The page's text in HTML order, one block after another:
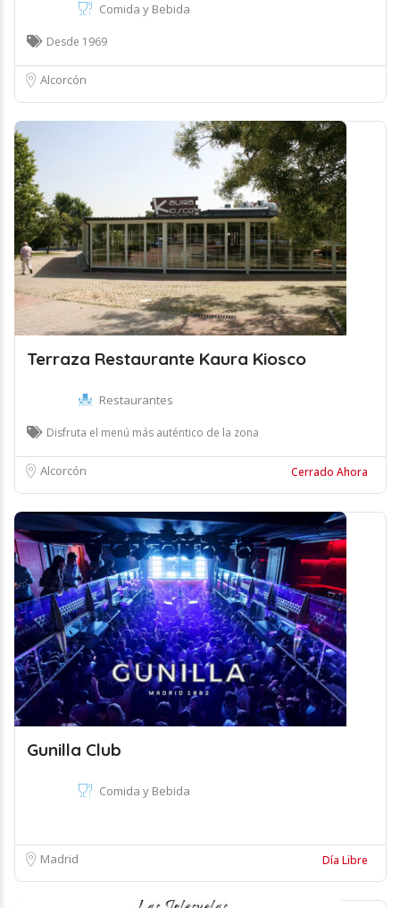
Comida y Bebida
Desde 1969
Alcorcón
Terraza Restaurante Kaura Kiosco
Restaurantes
Disfruta el menú más auténtico de la zona
Alcorcón Cerrado Ahora
Gunilla Club
Comida y Bebida
Madrid Día Libre